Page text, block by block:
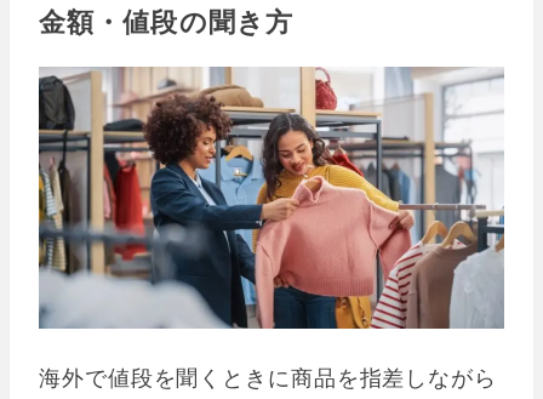
金額・値段の聞き方
海外で値段を聞くときに商品を指差しながら